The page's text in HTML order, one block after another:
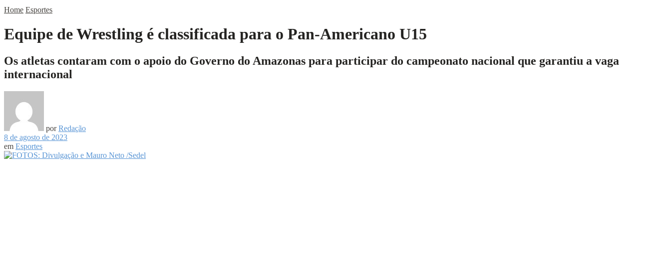
Home Esportes
Equipe de Wrestling é classificada para o Pan-Americano U15
Os atletas contaram com o apoio do Governo do Amazonas para participar do campeonato nacional que garantiu a vaga
internacional
por Redação
8 de agosto de 2023
em Esportes